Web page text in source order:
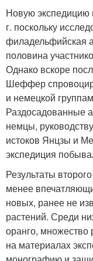
Новую экспедицию
г. поскольку
филадельфийская
половина
Однако вскоре
Шеффер
и немецкой
Раздосадованные
немцы,
истоков Янцзы и
экспедиция
Результаты
менее
новых, ранее не
растений. Среди
оранго, множество
на материалах